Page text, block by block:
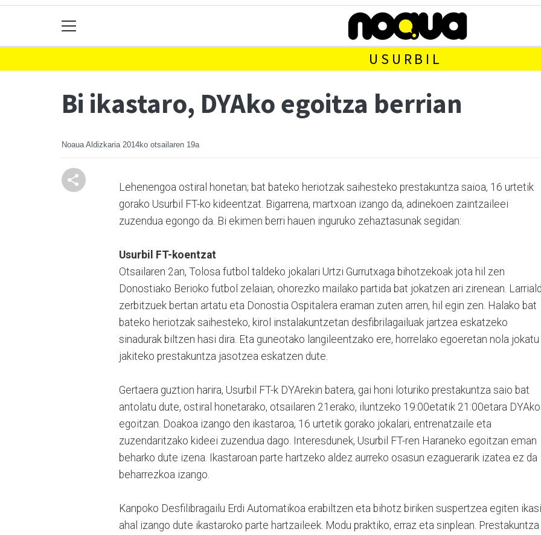
USURBIL
Bi ikastaro, DYAko egoitza berrian
Noaua Aldizkaria 2014ko otsailaren 19a
Lehenengoa ostiral honetan; bat bateko heriotzak saihesteko prestakuntza saioa, 16 urtetik
gorako Usurbil FT-ko kideentzat. Bigarrena, martxoan izango da, adinekoen zaintzaileei
zuzendua egongo da. Bi ekimen berri hauen inguruko zehaztasunak segidan:
Usurbil FT-koentzat
Otsailaren 2an, Tolosa futbol taldeko jokalari Urtzi Gurrutxaga bihotzekoak jota hil zen
Donostiako Berioko futbol zelaian, ohorezko mailako partida bat jokatzen ari zirenean.
zerbitzuek bertan artatu eta Donostia Ospitalera eraman zuten arren, hil egin zen. Halako bat
bateko heriotzak saihesteko, kirol instalakuntzetan desfibrilagailuak jartzea eskatzeko
sinadurak biltzen hasi dira. Eta guneotako langileentzako ere, horrelako egoeretan nola jokatu
jakiteko prestakuntza jasotzea eskatzen dute.
Gertaera guztion harira, Usurbil FT-k DYArekin batera, gai honi loturiko prestakuntza saio bat
antolatu dute, ostiral honetarako, otsailaren 21erako, iluntzeko 19:00etatik 21:00etara DYAko
egoitzan. Doakoa izango den ikastaroa, 16 urtetik gorako jokalari, entrenatzaile eta
zuzendaritzako kideei zuzendua dago. Interesdunek, Usurbil FT-ren Haraneko egoitzan eman
beharko dute izena. Ikastaroan parte hartzeko aldez aurreko osasun ezaguerarik izatea ez da
beharrezkoa izango.
Kanpoko Desfilibragailu Erdi Automatikoa erabiltzen eta bihotz biriken suspertzea egiten ikasi
ahal izango dute ikastaroko parte hartzaileek. Modu praktiko, erraz eta sinplean. Prestakuntza